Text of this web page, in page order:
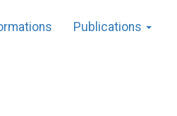
Publications